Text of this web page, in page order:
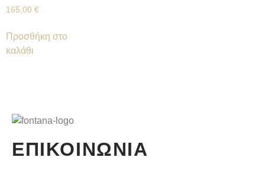
165,00 €
Προσθήκη στο
καλάθι
ΕΠΙΚΟΙΝΩΝΙΑ